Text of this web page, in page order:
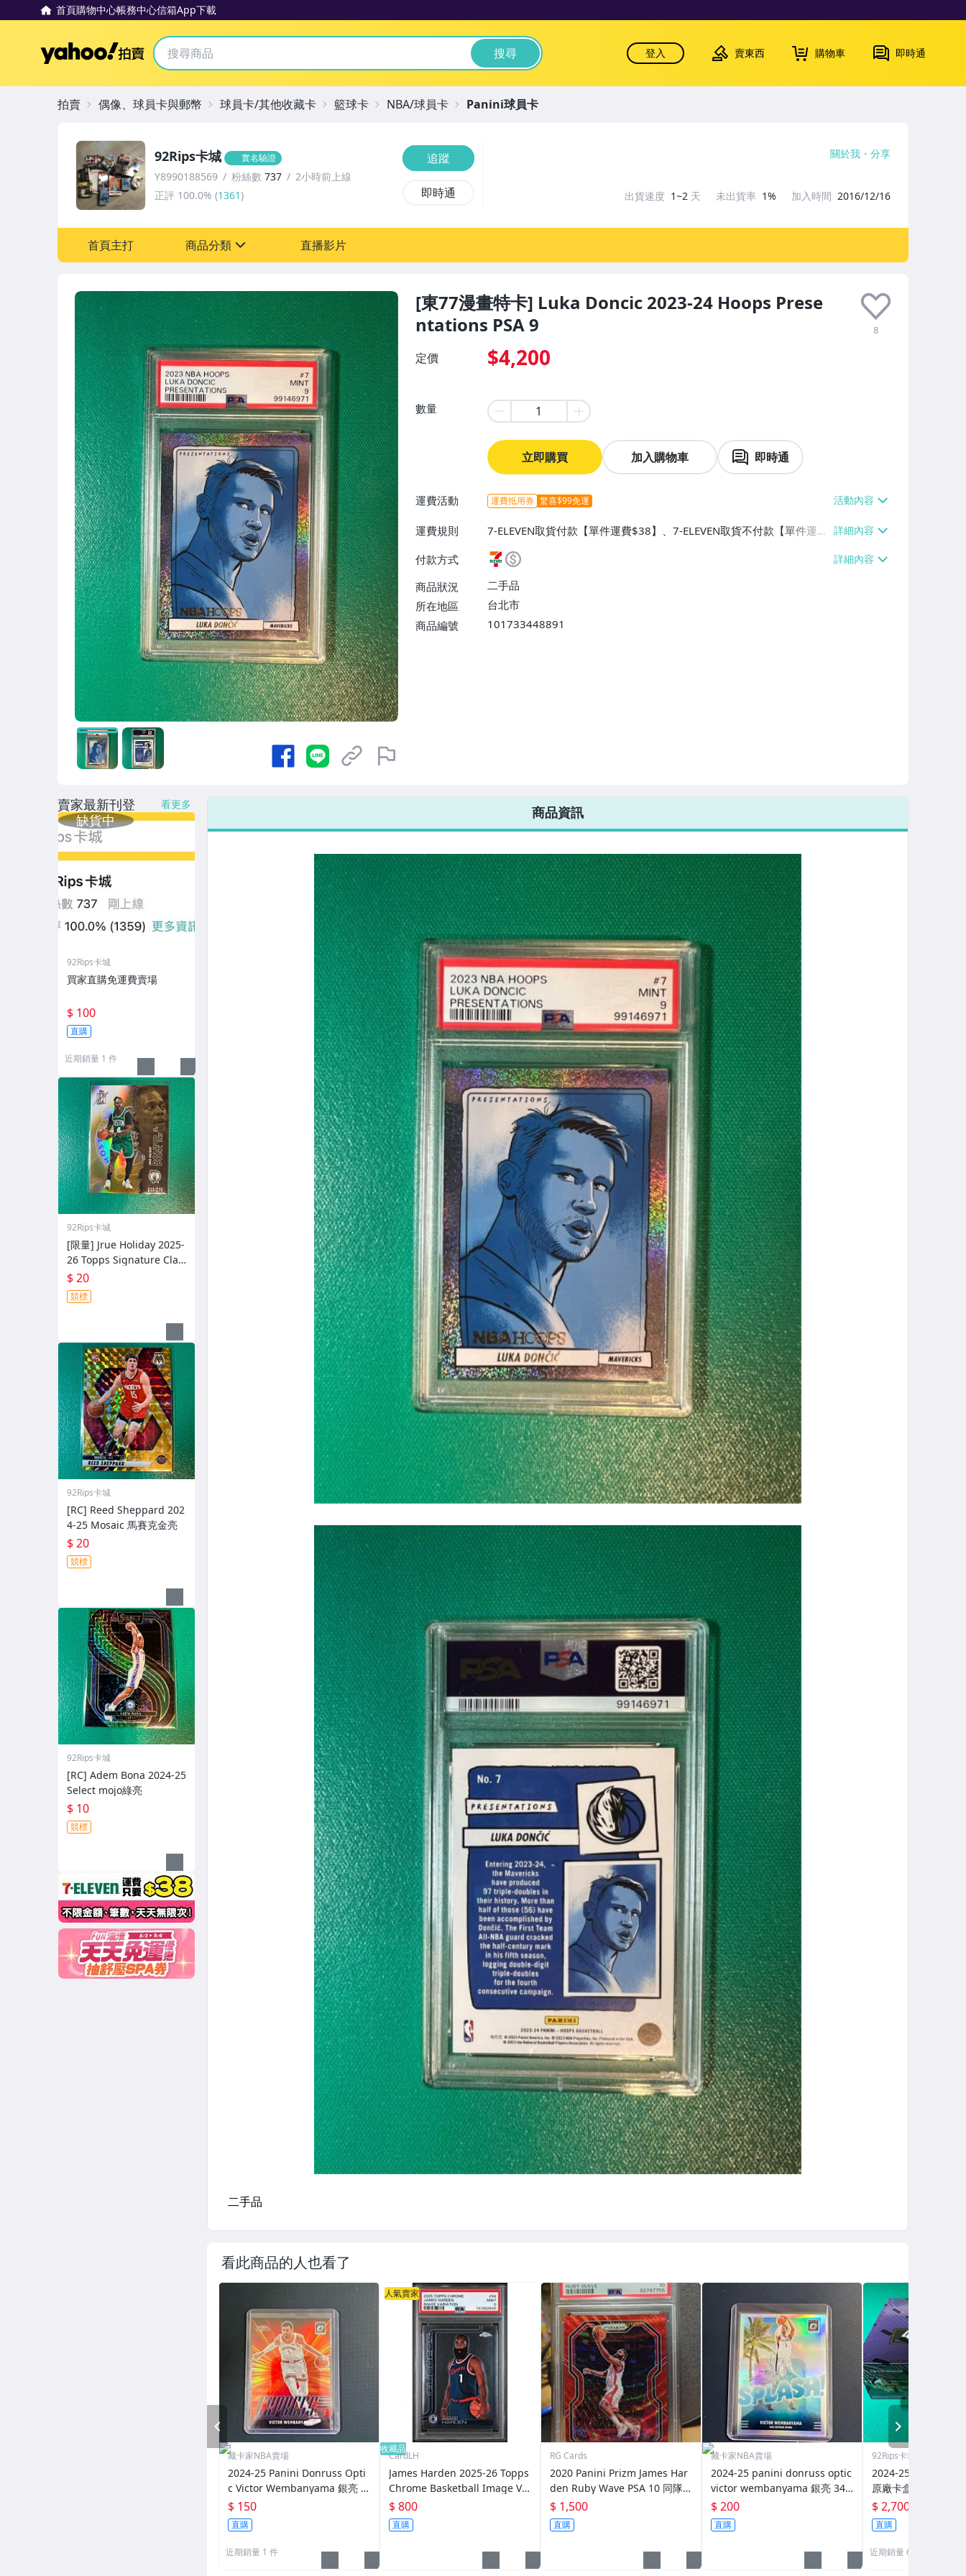
首頁購物中心帳務中心信箱App下載
Yahoo拍賣 搜尋 登入 賣東西 購物車 即時通
[東77漫畫特卡] Luka Doncic 2023-24 Hoops Prese
ntations PSA 9
8
定價 $4,200
數量
立即購買 加入購物車 即時通
運費活動 運費抵用券 驚喜$99免運
運費規則
7-ELEVEN取貨付款【單件運費$38】、7-ELEVEN取貨不付款【單件運費
$38】、郵局掛號【單件運費$80】
付款方式
商品狀況
二手品
所在地區
台北市
商品編號
101733448891
92Rips卡城 實名驗證
Y8990188569 粉絲數 737
2小時前上線
正評 100.0% (1361)
追蹤
即時通
關於我 分享
出貨速度 1~2 天 未出貨率 1% 加入時間 2016/12/16
首頁主打 商品分類 直播影片
拍賣 偶像、球員卡與郵幣 球員卡/其他收藏卡 籃球卡 NBA/球員卡 Panini球員卡
商品資訊
看此商品的人也看了
藏卡家NBA賣場
2024-25 Panini Donruss Opti
c Victor Wembanyama 銀亮 3
487
$ 150
直購
近期銷量 1 件
人氣賣家
收藏品
CardLH
James Harden 2025-26 Topps
Chrome Basketball Image Va
riation PSA9 NBA 洛杉磯快艇
哈登
$ 800
直購
RG Cards
2020 Panini Prizm James Har
den Ruby Wave PSA 10 同隊
色
$ 1,500
直購
藏卡家NBA賣場
2024-25 panini donruss optic
victor wembanyama 銀亮 347
0
$ 200
直購
92Rips卡城
2024-25 Panini
原廠卡盒拆超稀有
tephon Castle
nyama
$ 2,700
直購
近期銷量 6 件
PREV
賣家最新刊登 看更多
92Rips卡城
買家直購免運費賣場
$ 100
直購
近期銷量 1 件
92Rips卡城
[限量] Jrue Holiday 2025-
26 Topps Signature Clas
s #/275
$ 20
競標
92Rips卡城
[RC] Reed Sheppard 202
4-25 Mosaic 馬賽克金亮
$ 20
競標
92Rips卡城
[RC] Adem Bona 2024-25
Select mojo綠亮
$ 10
競標